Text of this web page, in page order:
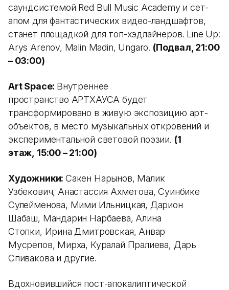
саундсистемой Red Bull Music Academy и сет-
апом для фантастических видео-ландшафтов,
станет площадкой для топ-хэдлайнеров. Line Up:
Arys Arenov, Malin Madin, Ungaro. (Подвал, 21:00
– 03:00)
Art Space: Внутреннее
пространство АРТХАУСА будет
трансформировано в живую экспозицию арт-
объектов, в место музыкальных откровений и
экспериментальной световой поэзии. (1
этаж, 15:00 – 21:00)
Художники:Сакен Нарынов, Малик
Узбекович, Анастассия Ахметова, Суинбике
Сулейменова, Мими Ильницкая, Дарион
Шабаш, Мандарин Нарбаева, Алина
Стопки, Ирина Дмитровская, Анвар
Мусрепов, Мирха, Куралай Пралиева, Дарь
Спивакова и другие.
Вдохновившийся пост-апокалиптической